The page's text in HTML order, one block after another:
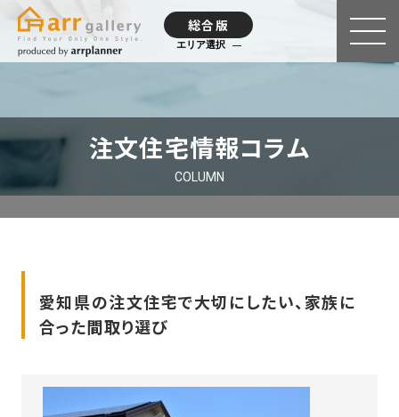
総合版
エリア選択
注文住宅情報コラム
COLUMN
愛知県の注文住宅で大切にしたい、家族に
合った間取り選び